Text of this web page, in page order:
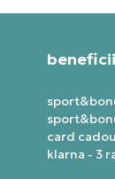
beneficii
card cadou
klarna - 3